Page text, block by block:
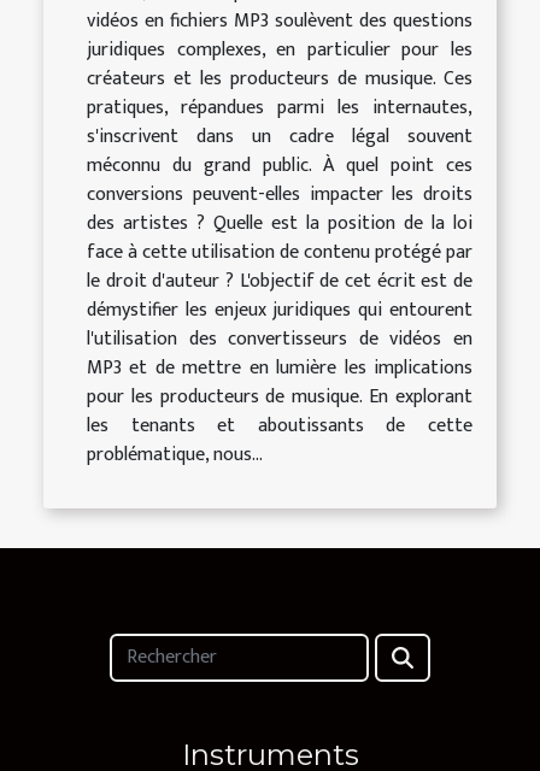
vidéos en fichiers MP3 soulèvent des questions
juridiques complexes, en particulier pour les
créateurs et les producteurs de musique. Ces
pratiques, répandues parmi les internautes,
s'inscrivent dans un cadre légal souvent
méconnu du grand public. À quel point ces
conversions peuvent-elles impacter les droits
des artistes ? Quelle est la position de la loi
face à cette utilisation de contenu protégé par
le droit d'auteur ? L'objectif de cet écrit est de
démystifier les enjeux juridiques qui entourent
l'utilisation des convertisseurs de vidéos en
MP3 et de mettre en lumière les implications
pour les producteurs de musique. En explorant
les tenants et aboutissants de cette
problématique, nous...
Instruments